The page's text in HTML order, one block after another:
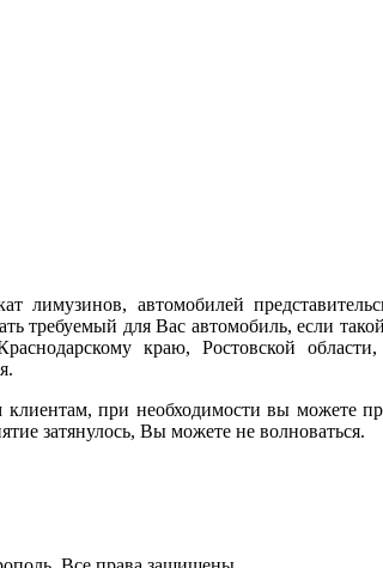
лимузинов, автомобилей
требуемый для Вас автомобиль, если
краю, Ростовской
при необходимости вы можете
затянулось, Вы можете не волноваться.